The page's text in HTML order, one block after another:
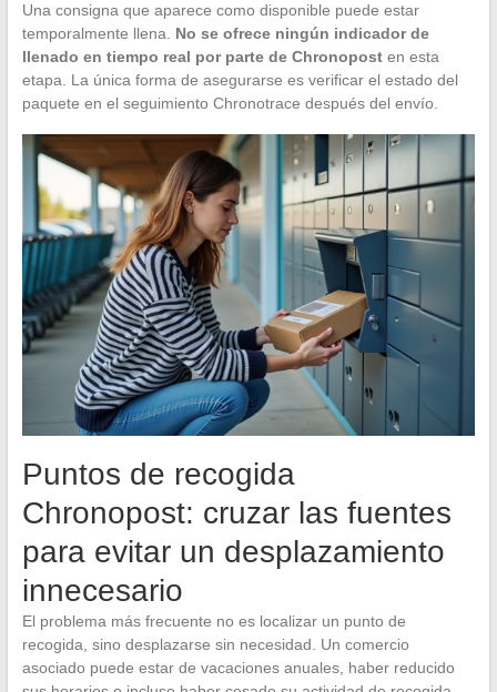
Una consigna que aparece como disponible puede estar
temporalmente llena. No se ofrece ningún indicador de
llenado en tiempo real por parte de Chronoposten esta
etapa. La única forma de asegurarse es verificar el estado del
paquete en el seguimiento Chronotrace después del envío.
Puntos de recogida
Chronopost: cruzar las fuentes
para evitar un desplazamiento
innecesario
El problema más frecuente no es localizar un punto de
recogida, sino desplazarse sin necesidad. Un comercio
asociado puede estar de vacaciones anuales, haber reducido